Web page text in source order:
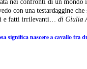
nei confronti di un mondo
con una testardaggine che
e fatti irrilevanti… di Giulia
significa nascere a cavallo tra